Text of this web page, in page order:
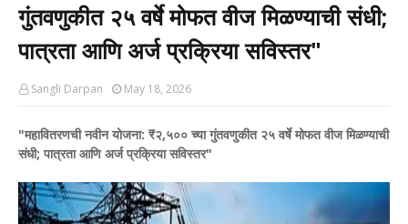
गुंतवणुकीत २५ वर्षे मोफत वीज मिळण्याची संधी;
पात्रता आणि अर्ज प्रक्रिया सविस्तर"
Sangli Darpan May 18, 2026
​"महावितरणची नवीन योजना: ₹२,५०० च्या गुंतवणुकीत २५ वर्षे मोफत वीज मिळण्याची
संधी; पात्रता आणि अर्ज प्रक्रिया सविस्तर"